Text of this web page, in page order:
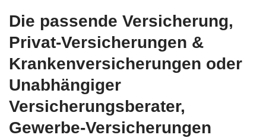
Die passende Versicherung,
Privat-Versicherungen &
Krankenversicherungen oder
Unabhängiger
Versicherungsberater,
Gewerbe-Versicherungen